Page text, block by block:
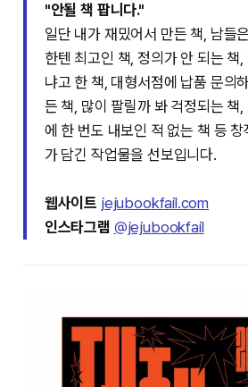
"안될 책 팝니다."
일단 내가 재밌어서 만든 책, 남들
한텐 최고인 책, 정의가 안 되는 책,
냐고 한 책, 대형서점에 납품 문의
든 책, 많이 팔릴까 봐 걱정되는 책
에 한 번도 내보인 적 없는 책 등 창
가 담긴 작업물을 선보입니다.
웹사이트 jejubookfail.com
인스타그램 @jejubookfail